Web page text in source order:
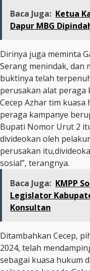
Baca Juga: Ketua
Dapur MBG
Dirinya juga meminta
Serang menindak, dan
buktinya telah
perusakan alat peraga
Cecep Azhar tim
peraga kampanye
Bupati Nomor Urut 2
divideokan oleh
perusakan
sosial”, terangnya.
Baca Juga: KMPP
Legislator
Konsultan
Ditambahkan Cecep,
2024, telah
sebagai kuasa hukum